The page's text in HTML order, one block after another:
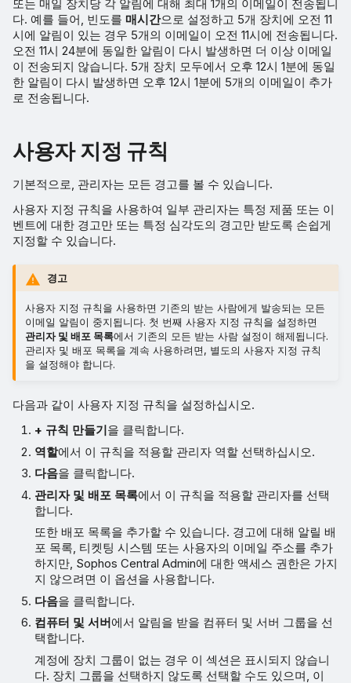
또는 매일 장치당 각 알림에 대해 최대 1개의 이메일이 전송됩니
다. 예를 들어, 빈도를 매시간으로 설정하고 5개 장치에 오전 11
시에 알림이 있는 경우 5개의 이메일이 오전 11시에 전송됩니다.
오전 11시 24분에 동일한 알림이 다시 발생하면 더 이상 이메일
이 전송되지 않습니다. 5개 장치 모두에서 오후 12시 1분에 동일
한 알림이 다시 발생하면 오후 12시 1분에 5개의 이메일이 추가
로 전송됩니다.
사용자 지정 규칙
기본적으로, 관리자는 모든 경고를 볼 수 있습니다.
사용자 지정 규칙을 사용하여 일부 관리자는 특정 제품 또는 이
벤트에 대한 경고만 또는 특정 심각도의 경고만 받도록 손쉽게
지정할 수 있습니다.
경고
사용자 지정 규칙을 사용하면 기존의 받는 사람에게 발송되는 모든
이메일 알림이 중지됩니다. 첫 번째 사용자 지정 규칙을 설정하면
관리자 및 배포 목록에서 기존의 모든 받는 사람 설정이 해제됩니다.
관리자 및 배포 목록을 계속 사용하려면, 별도의 사용자 지정 규칙
을 설정해야 합니다.
다음과 같이 사용자 지정 규칙을 설정하십시오.
+ 규칙 만들기을 클릭합니다.
역할에서 이 규칙을 적용할 관리자 역할 선택하십시오.
다음을 클릭합니다.
관리자 및 배포 목록에서 이 규칙을 적용할 관리자를 선택
합니다.
또한 배포 목록을 추가할 수 있습니다. 경고에 대해 알릴 배
포 목록, 티켓팅 시스템 또는 사용자의 이메일 주소를 추가
하지만, Sophos Central Admin에 대한 액세스 권한은 가지
지 않으려면 이 옵션을 사용합니다.
다음을 클릭합니다.
컴퓨터 및 서버에서 알림을 받을 컴퓨터 및 서버 그룹을 선
택합니다.
계정에 장치 그룹이 없는 경우 이 섹션은 표시되지 않습니
다. 장치 그룹을 선택하지 않도록 선택할 수도 있으며, 이